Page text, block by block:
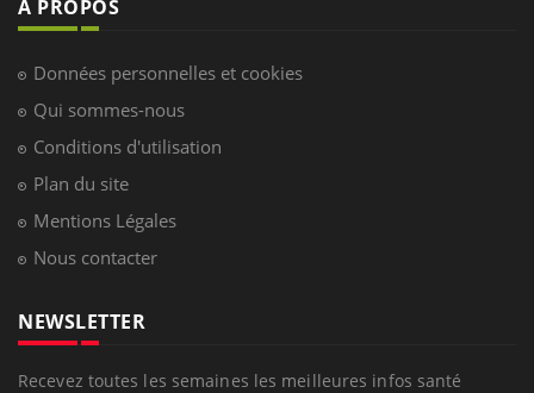
À PROPOS
Données personnelles et cookies
Qui sommes-nous
Conditions d'utilisation
Plan du site
Mentions Légales
Nous contacter
NEWSLETTER
Recevez toutes les semaines les meilleures infos santé